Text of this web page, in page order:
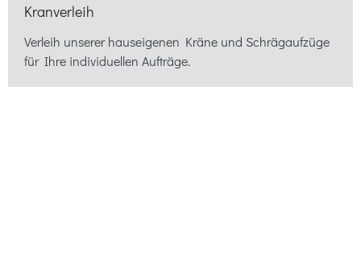
Kranverleih
Verleih unserer hauseigenen Kräne und Schrägaufzüge
für Ihre individuellen Aufträge.